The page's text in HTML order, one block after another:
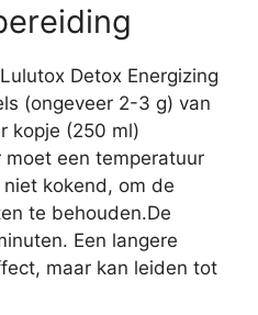
Detox Energizing
(ongeveer 2-3 g) van
kopje (250 ml)
een temperatuur
kokend, om de
te behouden.De
Een langere
maar kan leiden tot